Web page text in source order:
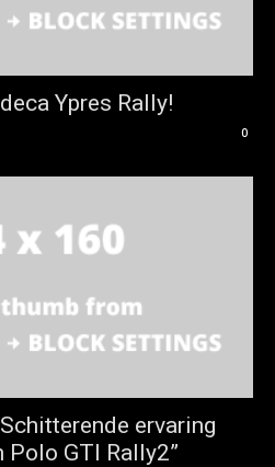
Ypres Rally!
0
ervaring
Polo GTI Rally2”